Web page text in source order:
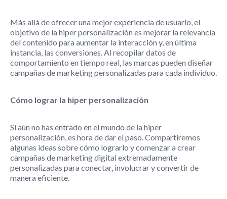
Más allá de ofrecer una mejor experiencia de usuario, el
objetivo de la hiper personalización es mejorar la relevancia
del contenido para aumentar la interacción y, en última
instancia, las conversiones. Al recopilar datos de
comportamiento en tiempo real, las marcas pueden diseñar
campañas de marketing personalizadas para cada individuo.
Cómo lograr la hiper personalización
Si aún no has entrado en el mundo de la hiper
personalización, es hora de dar el paso. Compartiremos
algunas ideas sobre cómo lograrlo y comenzar a crear
campañas de marketing digital extremadamente
personalizadas para conectar, involucrar y convertir de
manera eficiente.